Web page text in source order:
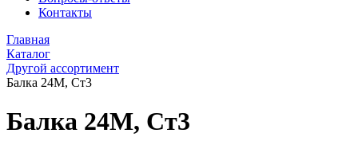
Контакты
Главная
Каталог
Другой ассортимент
Балка 24М, Ст3
Балка 24М, Ст3